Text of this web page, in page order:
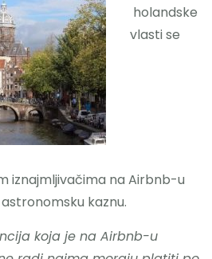
holandske
vlasti se
iznajmljivačima na Airbnb-u
kaznu.
koja je na Airbnb-u